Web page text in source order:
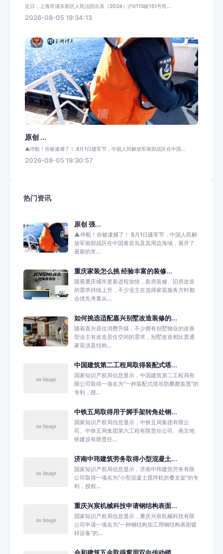
近日，上海市浦东新区人民法院出具（2024）沪0115破151号民...
2026-08-05 19:34:13
原创 ...
▲停船！你被逮捕了！ 8月1日建军节，中国人民解放军南部战区在中国...
2026-08-05 19:30:57
热门资讯
原创 强...
▲停船！你被逮捕了！ 8月1日建军节，中国人民解
放军南部战区在中国黄岩岛及其周边海域，展开了
最新的常...
重庆家装怎么挑 经验丰富的装修...
随着重庆城市更新进程加快，新房装修、旧房改造
的需求持续上升，不少业主在选择家装服务方时都
会优先考量从...
如何挑选适配嘉兴别墅改造装修的...
随着嘉兴居住消费升级，不少拥有别墅物业的改善
型业主有改造居住空间的需求，别墅改造相比普通
家装涉及结构...
中国建筑第二工程局取得装配式塔...
国家知识产权局信息显示，中国建筑第二工程局有
限公司取得一项名为“一种装配式塔吊防攀爬装置”的
专利，授...
中铁五局取得用于脚手架转角处钢...
国家知识产权局信息显示，中铁五局集团有限公
司、中铁五局集团第六工程有限责任公司、南京地
铁建设有限责任...
济南中玮建筑劳务取得小型混凝土...
国家知识产权局信息显示，济南中玮建筑劳务有限
公司取得一项名为“小型混凝土搅拌机折叠支架”的专
利，授权...
重庆兴宸机械科技申请钢结构表面...
国家知识产权局信息显示，重庆兴宸机械科技有限
公司申请一项名为“一种钢结构加工用钢结构表面镀
锌设备”的...